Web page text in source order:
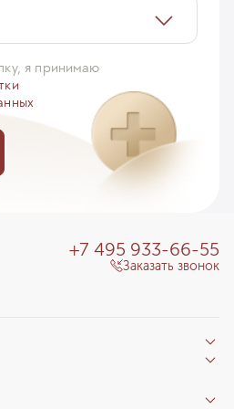
я принимаю
+7 495 933-66-55
Заказать звонок